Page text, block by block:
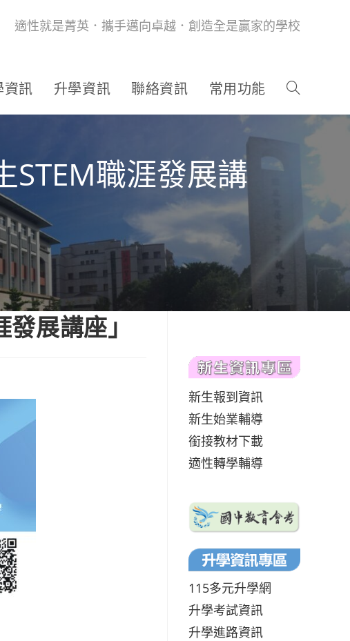
適性就是菁英．攜手邁向卓越．創造全是贏家的學校
資訊 升學資訊 聯絡資訊 常用功能
STEM職涯發展講
展講座」
新生報到資訊
新生始業輔導
銜接教材下載
適性轉學輔導
115多元升學網
升學考試資訊
升學進路資訊